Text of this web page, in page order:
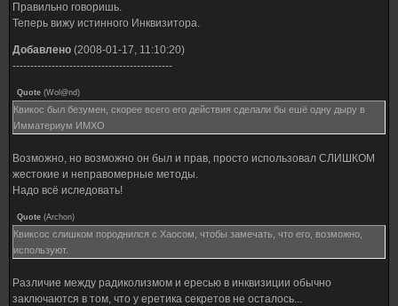
Правильно говоришь.
Теперь вижу истинного Инквизитора.
Добавлено (2008-01-17, 11:10:20)
---------------------------------------------
Quote (Wol@nd)
Квикос был безумен, скорее всего его действия сделали бы ешё одну дыру в
Имматериум ИМХО
Возможно, но возможно он был и прав, просто использовал СЛИШКОМ
жестокие и неправомерные методы.
Надо всё иследовать!
Quote (Archon)
Квиксос слишком породнился с Хаосом, чтобы замечать, что его, возможно,
используют.
Различие между радиколизмом и ересью в инквизиции обычно
заключаются в том, что у еретика секретов не осталось...